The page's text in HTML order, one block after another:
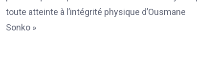
toute atteinte à l’intégrité physique d’Ousmane
Sonko »